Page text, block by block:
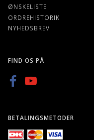
ØNSKELISTE
ORDREHISTORIK
NYHEDSBREV
FIND OS PÅ
BETALINGSMETODER